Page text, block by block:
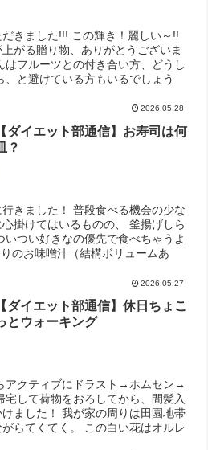
きました!!! この輝き！麗しい～!!
がる贈り物、ありがとうございま
フルーツとの付き合い方、どうし
と避けている方もいるでしょう
2026.05.28
【ダイエット部通信】お寿司は何
？
きました！ 普段食べる機会の少な
掛けてはいるものの、 釜揚げしら
つい好きなの優先で食べちゃうよ
のお味噌汁（結構ボリュームあ
2026.05.27
【ダイエット部通信】休日ちょこ
とウォーキング
アクティブにドラスト→ホムセン→
宅して荷物をおろしてから、間髪入
ました！ 我が家の周りは田園地帯
らてくてく。 この白い花はオルレ